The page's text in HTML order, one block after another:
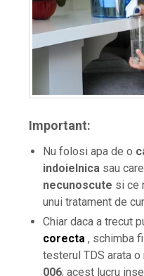
Important:
Nu folosi apa de o
indoielnica sau
necunoscute si ce
unui tratament de
Chiar daca a trecut
corecta , schimba
testerul TDS arata
006; acest lucru